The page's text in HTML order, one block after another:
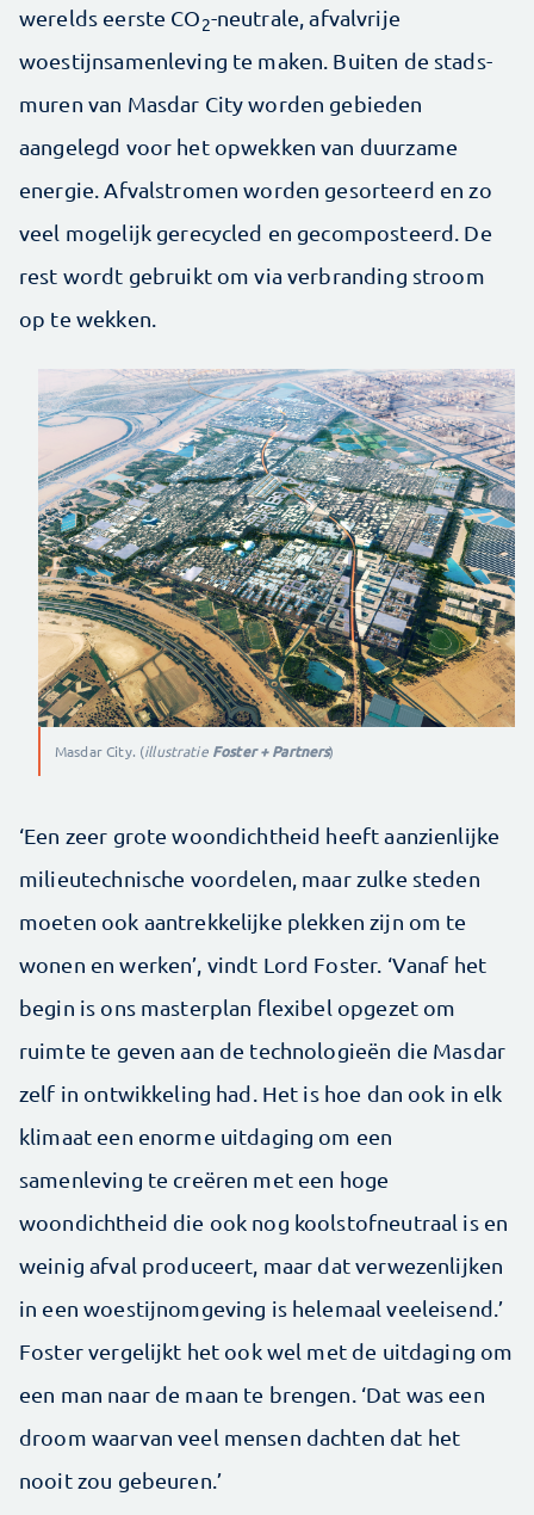
werelds eerste CO2-neutrale, afvalvrije
woestijnsamenleving te maken. Buiten de stads­
muren van Masdar City worden gebieden
aangelegd voor het opwekken van duurzame
energie. Afval­­stromen worden gesorteerd en zo
veel mogelijk gerecycled en gecomposteerd. De
rest wordt gebruikt om via verbranding stroom
op te wekken.
Masdar City. (illustratie Foster + Partners)
‘Een zeer grote woondichtheid heeft aanzienlijke
milieutechnische voordelen, maar zulke steden
moeten ook aantrekkelijke plekken zijn om te
wonen en werken’, vindt Lord Foster. ‘Vanaf het
begin is ons masterplan flexibel opgezet om
ruimte te geven aan de technologieën die Masdar
zelf in ontwikkeling had. Het is hoe dan ook in elk
klimaat een enorme uitdaging om een
samenleving te creëren met een hoge
woondichtheid die ook nog koolstofneutraal is en
weinig afval produceert, maar dat verwezenlijken
in een woestijnomgeving is helemaal veeleisend.’
Foster vergelijkt het ook wel met de uitdaging om
een man naar de maan te brengen. ‘Dat was een
droom waarvan veel mensen dachten dat het
nooit zou gebeuren.’